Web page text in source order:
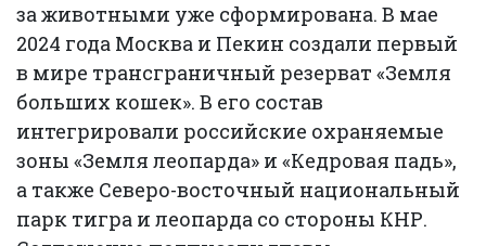
за животными уже сформирована. В мае
2024 года Москва и Пекин создали первый
в мире трансграничный резерват «Земля
больших кошек». В его состав
интегрировали российские охраняемые
зоны «Земля леопарда» и «Кедровая падь»,
а также Северо-восточный национальный
парк тигра и леопарда со стороны КНР.